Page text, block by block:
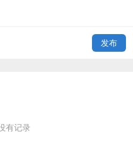
发布
有记录